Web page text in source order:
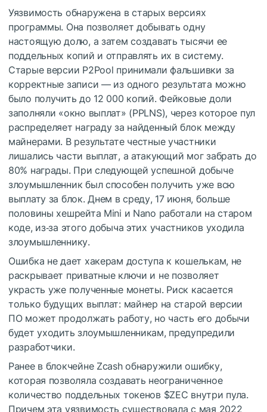
Уязвимость обнаружена в старых версиях
программы. Она позволяет добывать одну
настоящую долю, а затем создавать тысячи ее
поддельных копий и отправлять их в систему.
Старые версии P2Pool принимали фальшивки за
корректные записи — из одного результата можно
было получить до 12 000 копий. Фейковые доли
заполняли «окно выплат» (PPLNS), через которое пул
распределяет награду за найденный блок между
майнерами. В результате честные участники
лишались части выплат, а атакующий мог забрать до
80% награды. При следующей успешной добыче
злоумышленник был способен получить уже всю
выплату за блок. Днем в среду, 17 июня, больше
половины хешрейта Mini и Nano работали на старом
коде, из‑за этого добыча этих участников уходила
злоумышленнику.
Ошибка не дает хакерам доступа к кошелькам, не
раскрывает приватные ключи и не позволяет
украсть уже полученные монеты. Риск касается
только будущих выплат: майнер на старой версии
ПО может продолжать работу, но часть его добычи
будет уходить злоумышленникам, предупредили
разработчики.
Ранее в блокчейне Zcash обнаружили ошибку,
которая позволяла создавать неограниченное
количество поддельных токенов $ZEC внутри пула.
Причем эта уязвимость существовала с мая 2022